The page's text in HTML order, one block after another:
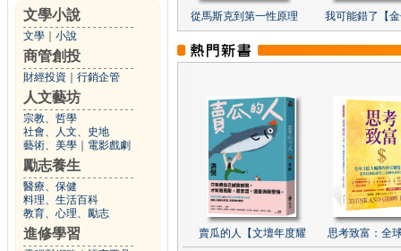
文學小說
文學 小說
商管創投
財經投資 行銷企管
人文藝坊
宗教、哲學
社會、人文、史地
藝術、美學
電影戲劇
勵志養生
醫療、保健
料理、生活百科
教育、心理、勵志
進修學習
從馬斯克到第一性原理 我可能錯了【
賣瓜的人【文壇年度耀 思考致富：全